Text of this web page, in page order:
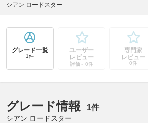
シアン ロードスター
グレード一覧
1件
ユーザー
レビュー
評価- 0件
専門家
レビュー
0件
グレード情報 1件
シアン ロードスター